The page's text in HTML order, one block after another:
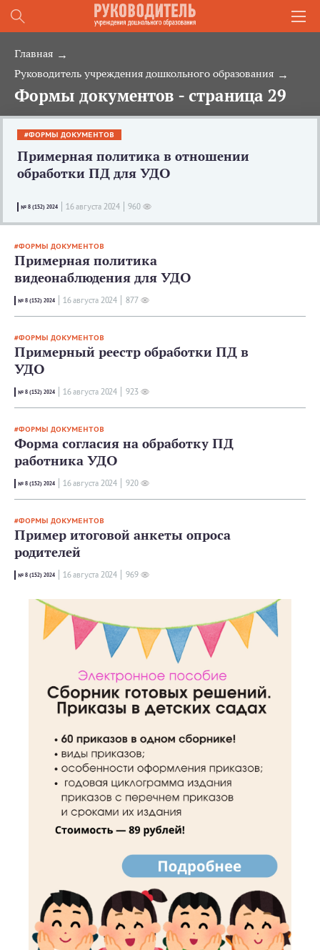
Главная
Руководитель учреждения дошкольного образования
Формы документов - страница 29
ФОРМЫ ДОКУМЕНТОВ
Примерная политика в отношении
обработки ПД для УДО
№ 8 (152) 2024 16 августа 2024 960
ФОРМЫ ДОКУМЕНТОВ
Примерная политика
видеонаблюдения для УДО
№ 8 (152) 2024 16 августа 2024 877
ФОРМЫ ДОКУМЕНТОВ
Примерный реестр обработки ПД в
УДО
№ 8 (152) 2024 16 августа 2024 923
ФОРМЫ ДОКУМЕНТОВ
Форма согласия на обработку ПД
работника УДО
№ 8 (152) 2024 16 августа 2024 920
ФОРМЫ ДОКУМЕНТОВ
Пример итоговой анкеты опроса
родителей
№ 8 (152) 2024 16 августа 2024 969